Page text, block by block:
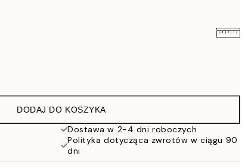
86 zł
152 zł
DODAJ DO KOSZYKA
Dostawa w 2-4 dni roboczych
Polityka dotycząca zwrotów w ciągu 90
dni